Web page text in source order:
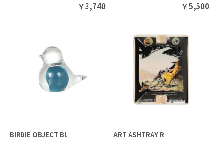
￥3,740 ￥5,500
BIRDIE OBJECT BL ART ASHTRAY R